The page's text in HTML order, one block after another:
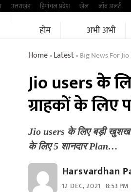
उत्तराखंड हिमांचल प्रदेश खेल जॉब अलर्ट
होम अभी अभी
Home»Latest»Big News For
Jio users के
ग्राहकों के लिए
Jio users के लिए बड़ी
के लिए 5 शानदार Plan…
Harsvardhan
12 DEC, 2021 8:53 PM